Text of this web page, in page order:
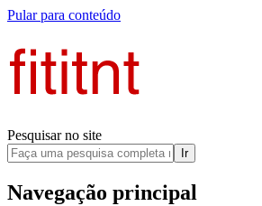
Pular para conteúdo
Pesquisar no site
Ir
Navegação principal